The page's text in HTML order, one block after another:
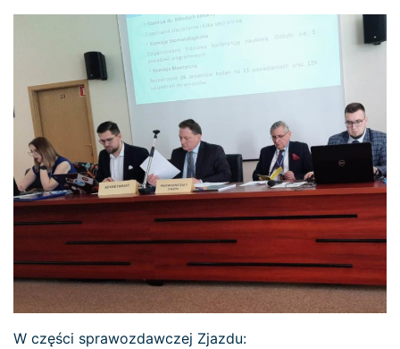
W części sprawozdawczej Zjazdu: